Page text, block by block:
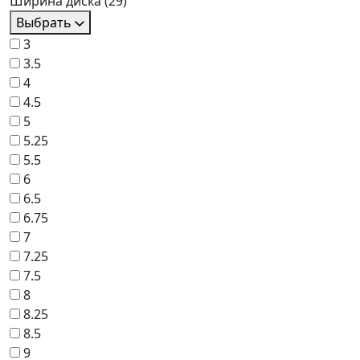
Выбрать
3
3.5
4
4.5
5
5.25
5.5
6
6.5
6.75
7
7.25
7.5
8
8.25
8.5
9